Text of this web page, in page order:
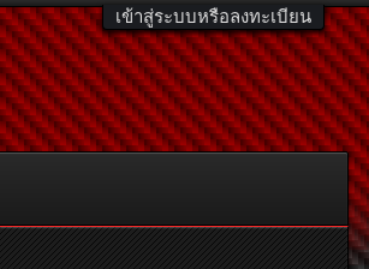
เข้าสู่ระบบหรือลงทะเบียน